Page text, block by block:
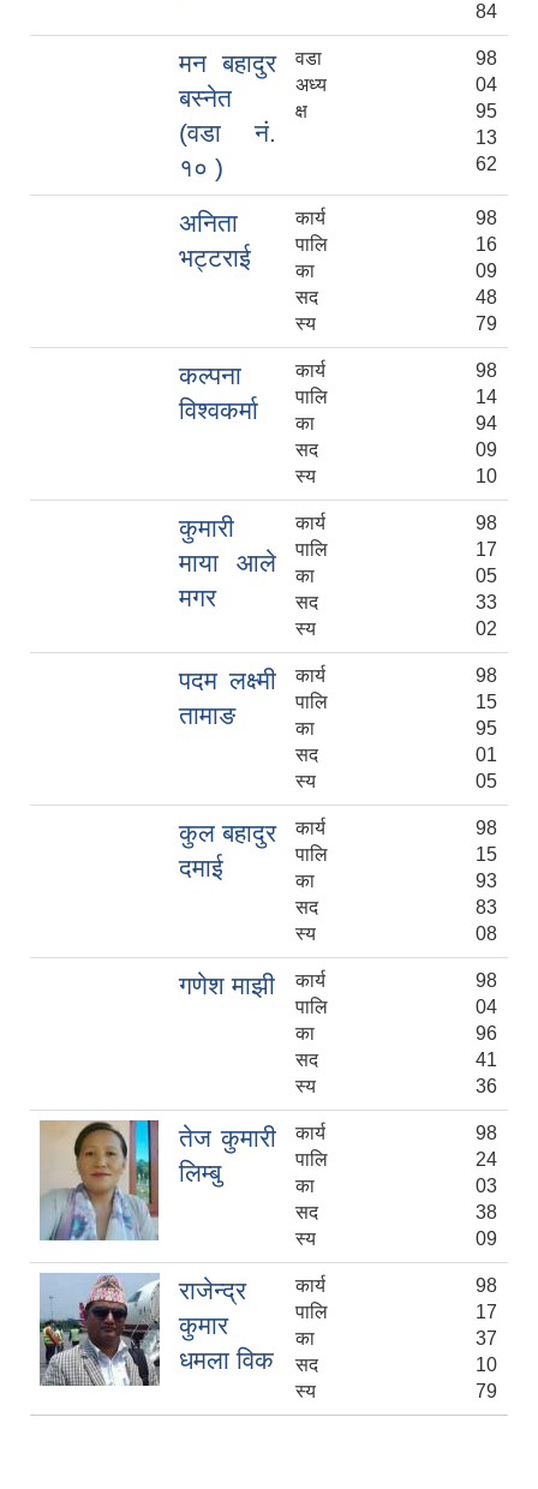
84
मन बहादुर
बस्नेत
(वडा नं.
१० )
वडा
अध्य
क्ष
98
04
95
13
62
अनिता
भट्टराई
कार्य
पालि
का
सद
स्य
98
16
09
48
79
कल्पना
विश्वकर्मा
कार्य
पालि
का
सद
स्य
98
14
94
09
10
कुमारी
माया आले
मगर
कार्य
पालि
का
सद
स्य
98
17
05
33
02
पदम लक्ष्मी
तामाङ
कार्य
पालि
का
सद
स्य
98
15
95
01
05
कुल बहादुर
दमाई
कार्य
पालि
का
सद
स्य
98
15
93
83
08
गणेश माझी
कार्य
पालि
का
सद
स्य
98
04
96
41
36
तेज कुमारी
लिम्बु
कार्य
पालि
का
सद
स्य
98
24
03
38
09
राजेन्द्र
कुमार
धमला विक
कार्य
पालि
का
सद
स्य
98
17
37
10
79